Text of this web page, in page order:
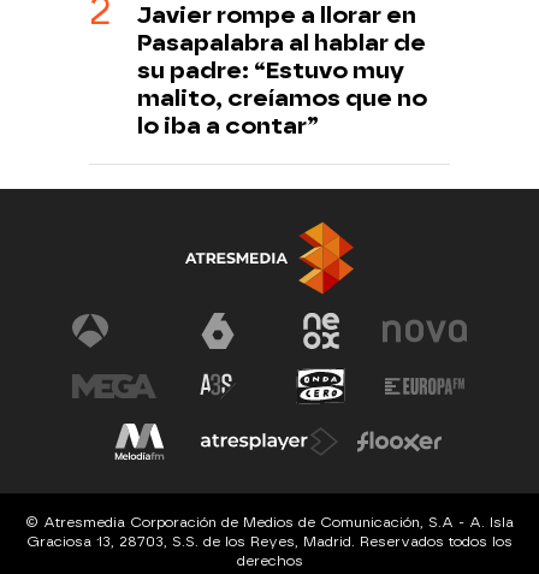
Javier rompe a llorar en
Pasapalabra al hablar de
su padre: “Estuvo muy
malito, creíamos que no
lo iba a contar”
© Atresmedia Corporación de Medios de Comunicación, S.A - A. Isla
Graciosa 13, 28703, S.S. de los Reyes, Madrid. Reservados todos los
derechos